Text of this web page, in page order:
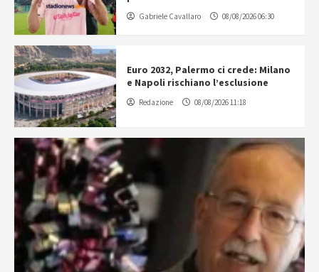
Gabriele Cavallaro 08/08/2026 06:30
Euro 2032, Palermo ci crede: Milano
e Napoli rischiano l’esclusione
Redazione 08/08/2026 11:18